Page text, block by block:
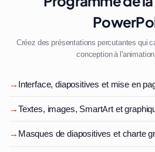
Créez des présentations percutantes qui
conception à
→ Interface, diapositives et mise en
→Textes, images, SmartArt et
→ Masques de diapositives et charte